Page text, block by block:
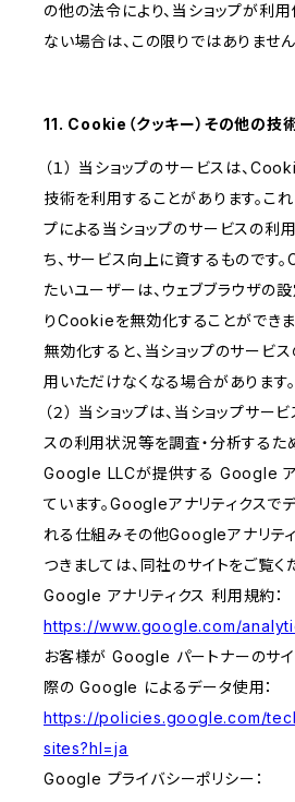
の他の法令により、当ショップが利
ない場合は、この限りではありません
11. Cookie（クッキー）その他の技
（１） 当ショップのサービスは、
技術を利用することがあります。こ
プによる当ショップのサービスの利
ち、サービス向上に資するものです
たいユーザーは、ウェブブラウザの
りCookieを無効化することができ
無効化すると、当ショップのサービ
用いただけなくなる場合があります。
（２） 当ショップは、当ショップサ
スの利用状況等を調査・分析するた
Google LLCが提供する Google ア
ています。Googleアナリティクスで
れる仕組みその他Googleアナリテ
つきましては、同社のサイトをご覧く
Google アナリティクス 利用規約：
https://www.google.com/
お客様が Google パートナーのサイ
際の Google によるデータ使用：
https://policies.google.com/
sites?hl=ja
Google プライバシーポリシー：